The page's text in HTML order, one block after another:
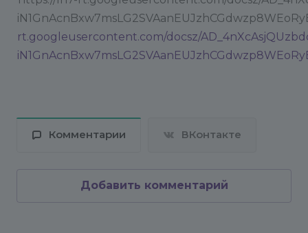
rt.googleusercontent.com/docsz/
Комментарии ВКонтакте
Добавить комментарий